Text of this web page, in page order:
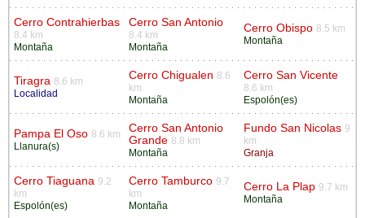
Cerro Contrahierbas
8.4 km
Montaña
Cerro San Antonio
8.4 km
Montaña
Cerro Obispo 8.5 km
Montaña
Tiragra 8.6 km
Localidad
Cerro Chigualen 8.6
km
Montaña
Cerro San Vicente
8.6 km
Espolón(es)
Pampa El Oso 8.6 km
Llanura(s)
Cerro San Antonio
Grande 8.8 km
Montaña
Fundo San Nicolas 9
km
Granja
Cerro Tiaguana 9.2
km
Espolón(es)
Cerro Tamburco 9.7
km
Montaña
Cerro La Plap 9.7 km
Montaña